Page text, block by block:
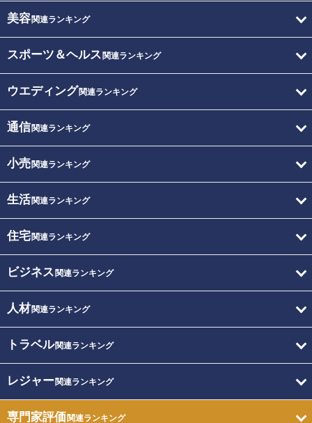
美容関連ランキング
スポーツ＆ヘルス 関連ランキング
ウエディング関連ランキング
通信関連ランキング
小売関連ランキング
生活関連ランキング
住宅関連ランキング
ビジネス 関連ランキング
人材関連ランキング
トラベル関連ランキング
レジャー関連ランキング
専門家評価関連ランキング